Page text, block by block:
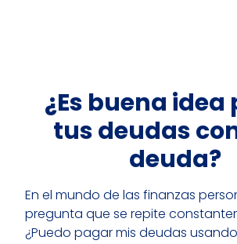
¿Es buena
tus deudas
deuda?
En el mundo de las finanzas
pregunta que se repite
¿Puedo pagar mis deudas